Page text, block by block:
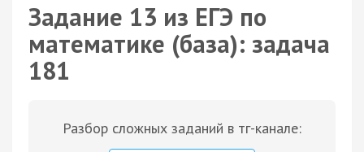
Задание 13 из ЕГЭ по
математике (база): задача
181
Разбор сложных заданий в тг-канале: